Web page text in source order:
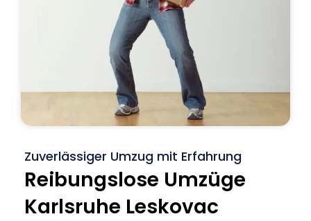
Zuverlässiger Umzug mit Erfahrung
Reibungslose Umzüge
Karlsruhe Leskovac